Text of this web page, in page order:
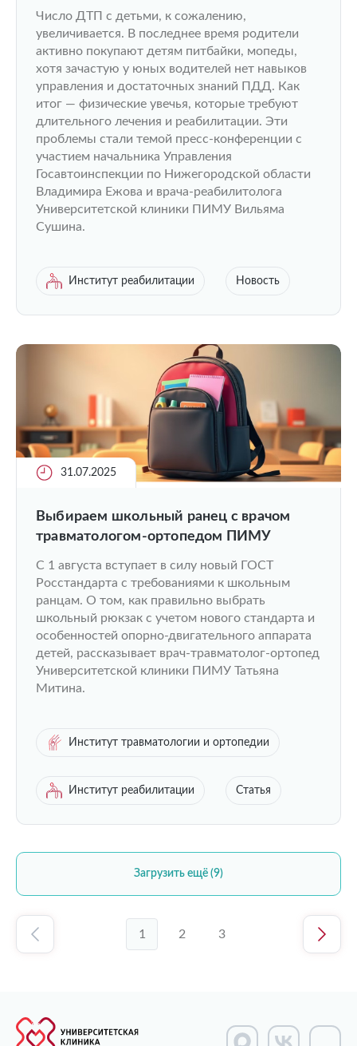
Число ДТП с детьми, к сожалению,
увеличивается. В последнее время родители
активно покупают детям питбайки, мопеды,
хотя зачастую у юных водителей нет навыков
управления и достаточных знаний ПДД. Как
итог — физические увечья, которые требуют
длительного лечения и реабилитации. Эти
проблемы стали темой пресс-конференции с
участием начальника Управления
Госавтоинспекции по Нижегородской области
Владимира Ежова и врача-реабилитолога
Университетской клиники ПИМУ Вильяма
Сушина.
Институт реабилитации Новость
31.07.2025
Выбираем школьный ранец с врачом
травматологом-ортопедом ПИМУ
С 1 августа вступает в силу новый ГОСТ
Росстандарта с требованиями к школьным
ранцам. О том, как правильно выбрать
школьный рюкзак с учетом нового стандарта и
особенностей опорно-двигательного аппарата
детей, рассказывает врач-травматолог-ортопед
Университетской клиники ПИМУ Татьяна
Митина.
Институт травматологии и ортопедии
Институт реабилитации Статья
Загрузить ещё (9)
1 2 3